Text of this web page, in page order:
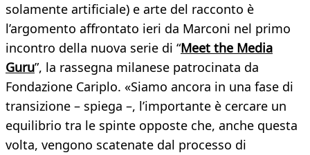
solamente artificiale) e arte del racconto è
l’argomento affrontato ieri da Marconi nel primo
incontro della nuova serie di “Meet the Media
Guru”, la rassegna milanese patrocinata da
Fondazione Cariplo. «Siamo ancora in una fase di
transizione – spiega –, l’importante è cercare un
equilibrio tra le spinte opposte che, anche questa
volta, vengono scatenate dal processo di